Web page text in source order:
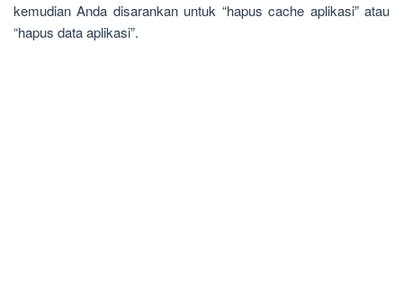
kemudian Anda disarankan untuk “hapus cache aplikasi” atau
“hapus data aplikasi”.